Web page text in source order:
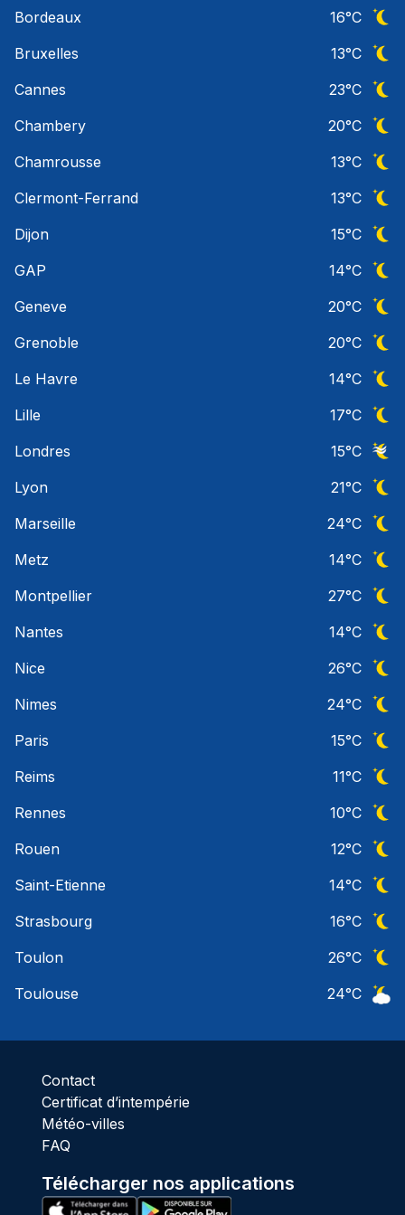
Bordeaux
16°C
Bruxelles
13°C
Cannes
23°C
Chambery
20°C
Chamrousse
13°C
Clermont-Ferrand
13°C
Dijon
15°C
GAP
14°C
Geneve
20°C
Grenoble
20°C
Le Havre
14°C
Lille
17°C
Londres
15°C
Lyon
21°C
Marseille
24°C
Metz
14°C
Montpellier
27°C
Nantes
14°C
Nice
26°C
Nimes
24°C
Paris
15°C
Reims
11°C
Rennes
10°C
Rouen
12°C
Saint-Etienne
14°C
Strasbourg
16°C
Toulon
26°C
Toulouse
24°C
Contact
Certificat d’intempérie
Météo-villes
FAQ
Télécharger nos applications